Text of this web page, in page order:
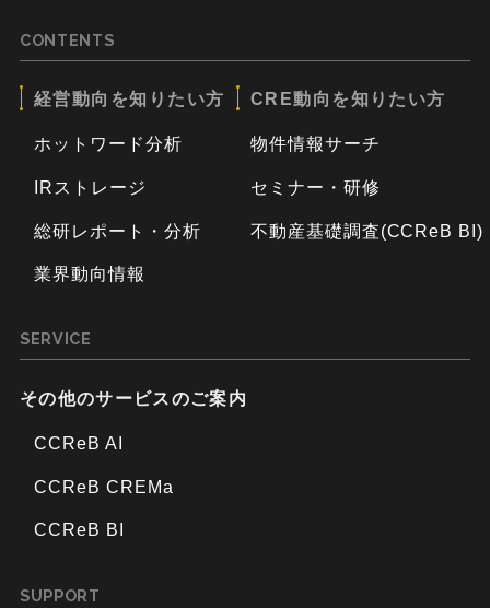
CONTENTS
経営動向を知りたい方
ホットワード分析
IRストレージ
総研レポート・分析
業界動向情報
CRE動向を知りたい方
物件情報サーチ
セミナー・研修
不動産基礎調査(CCReB BI)
SERVICE
その他のサービスのご案内
CCReB AI
CCReB CREMa
CCReB BI
SUPPORT